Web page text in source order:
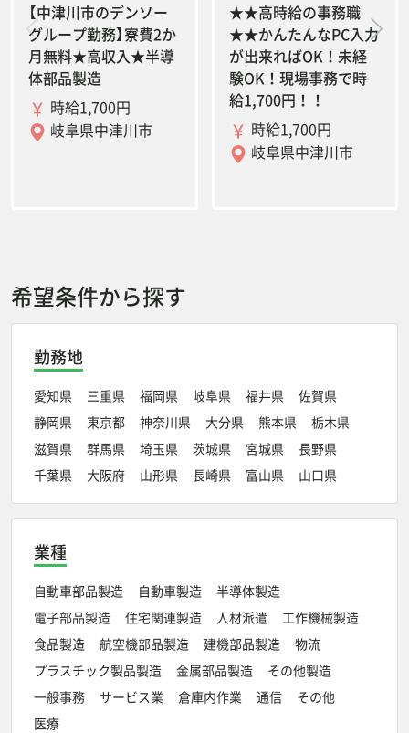
【中津川市のデンソー
グループ勤務】寮費2か
月無料★高収入★半導
体部品製造
時給1,700円
岐阜県中津川市
★★高時給の事務職
★★かんたんなPC入力
が出来ればOK！未経
験OK！現場事務で時
給1,700円！！
時給1,700円
岐阜県中津川市
希望条件から探す
勤務地
愛知県 三重県 福岡県 岐阜県 福井県
佐賀県
静岡県
東京都 神奈川県 大分県 熊本県
栃木県
滋賀県
群馬県 埼玉県 茨城県 宮城県
長野県
千葉県
大阪府 山形県 長崎県 富山県 山口県
業種
自動車部品製造 自動車製造
半導体製造
電子部品製造
住宅関連製造 人材派遣
工作機械製造
食品製造
航空機部品製造 建機部品製造
物流
プラスチック製品製造
金属部品製造
その他製造
一般事務
サービス業 倉庫内作業 通信
その他
医療